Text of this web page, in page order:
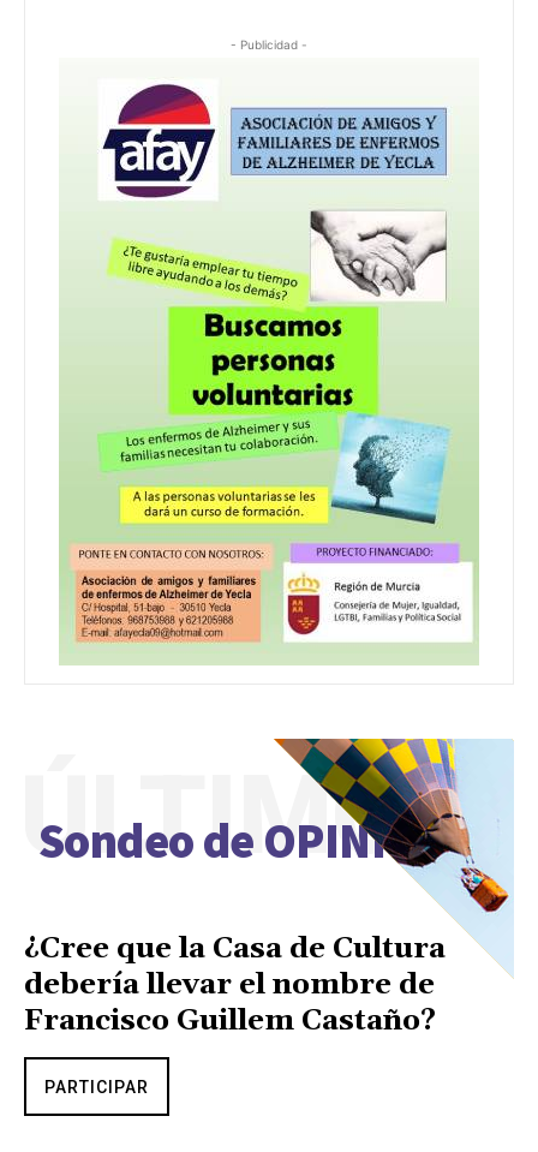
- Publicidad -
Sondeo de OPINIÓN
ÚLTIMO
¿Cree que la Casa de Cultura
debería llevar el nombre de
Francisco Guillem Castaño?
PARTICIPAR